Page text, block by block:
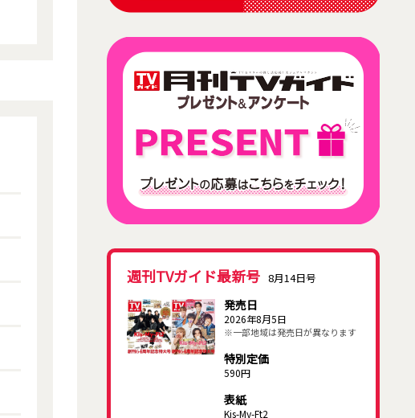
週刊TVガイド最新号 8月14日号
発売日
2026年8月5日
※一部地域は発売日が異なります
特別定価
590円
表紙
Kis-My-Ft2